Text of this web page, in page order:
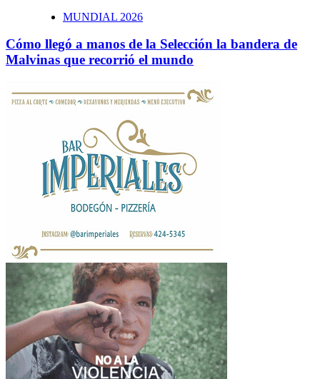
MUNDIAL 2026
Cómo llegó a manos de la Selección la bandera de
Malvinas que recorrió el mundo